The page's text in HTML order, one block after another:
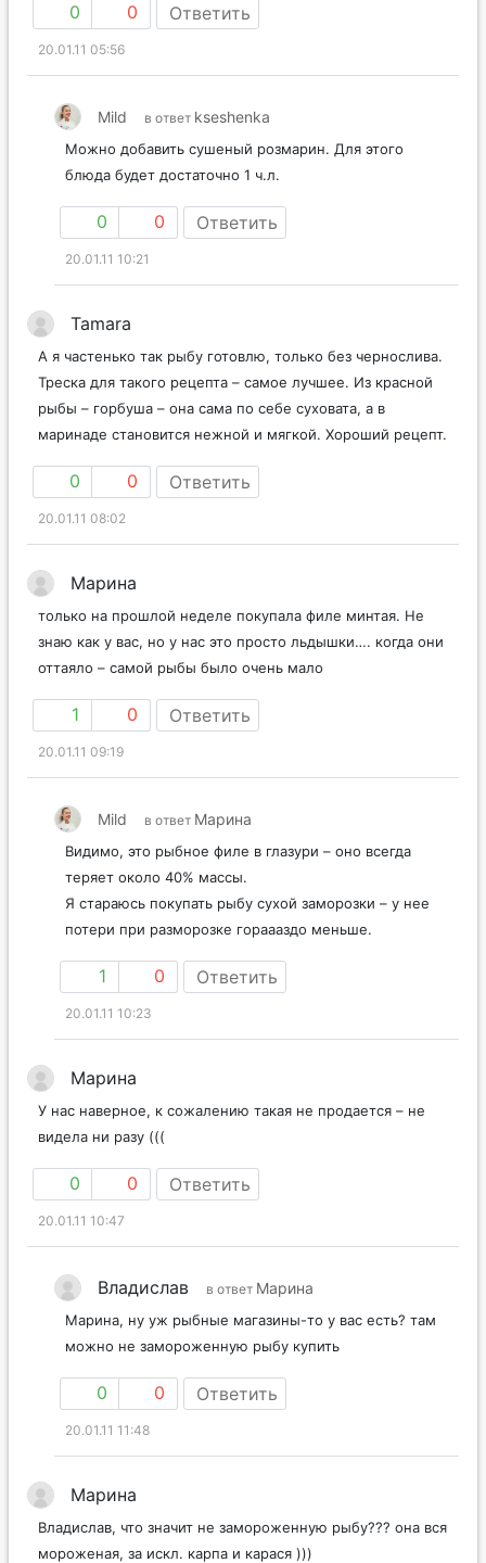
0 0 Ответить
20.01.11 05:56
Mild в ответ kseshenka
Можно добавить сушеный розмарин. Для этого
блюда будет достаточно 1 ч.л.
0 0 Ответить
20.01.11 10:21
Tamara
А я частенько так рыбу готовлю, только без чернослива.
Треска для такого рецепта – самое лучшее. Из красной
рыбы – горбуша – она сама по себе суховата, а в
маринаде становится нежной и мягкой. Хороший рецепт.
0 0 Ответить
20.01.11 08:02
Марина
только на прошлой неделе покупала филе минтая. Не
знаю как у вас, но у нас это просто льдышки…. когда они
оттаяло – самой рыбы было очень мало
1 0 Ответить
20.01.11 09:19
Mild в ответ Марина
Видимо, это рыбное филе в глазури – оно всегда
теряет около 40% массы.
Я стараюсь покупать рыбу сухой заморозки – у нее
потери при разморозке гораааздо меньше.
1 0 Ответить
20.01.11 10:23
Марина
У нас наверное, к сожалению такая не продается – не
видела ни разу (((
0 0 Ответить
20.01.11 10:47
Владислав в ответ Марина
Марина, ну уж рыбные магазины-то у вас есть? там
можно не замороженную рыбу купить
0 0 Ответить
20.01.11 11:48
Марина
Владислав, что значит не замороженную рыбу??? она вся
мороженая, за искл. карпа и карася )))